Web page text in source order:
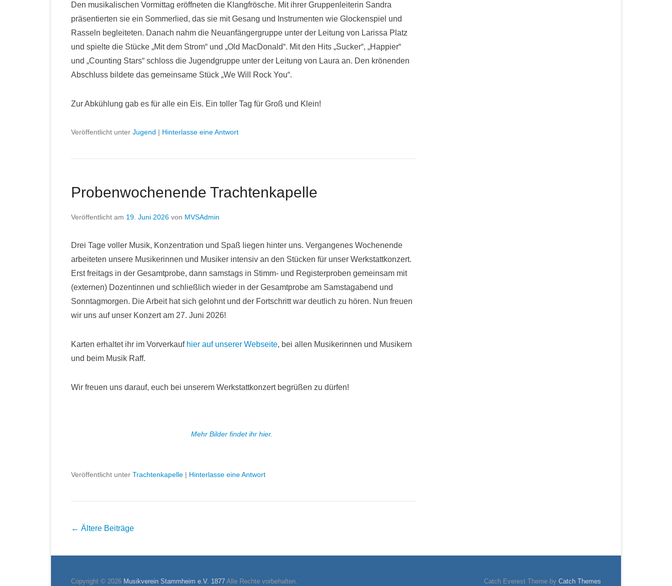
Den musikalischen Vormittag eröffneten die Klangfrösche. Mit ihrer Gruppenleiterin Sandra
präsentierten sie ein Sommerlied, das sie mit Gesang und Instrumenten wie Glockenspiel und
Rasseln begleiteten. Danach nahm die Neuanfängergruppe unter der Leitung von Larissa Platz
und spielte die Stücke „Mit dem Strom“ und „Old MacDonald“. Mit den Hits „Sucker“, „Happier“
und „Counting Stars“ schloss die Jugendgruppe unter der Leitung von Laura an. Den krönenden
Abschluss bildete das gemeinsame Stück „We Will Rock You“.
Zur Abkühlung gab es für alle ein Eis. Ein toller Tag für Groß und Klein!
Veröffentlicht unter Jugend | Hinterlasse eine Antwort
Probenwochenende Trachtenkapelle
Veröffentlicht am 19. Juni 2026 von MVSAdmin
Drei Tage voller Musik, Konzentration und Spaß liegen hinter uns. Vergangenes Wochenende
arbeiteten unsere Musikerinnen und Musiker intensiv an den Stücken für unser Werkstattkonzert.
Erst freitags in der Gesamtprobe, dann samstags in Stimm- und Registerproben gemeinsam mit
(externen) Dozentinnen und schließlich wieder in der Gesamtprobe am Samstagabend und
Sonntagmorgen. Die Arbeit hat sich gelohnt und der Fortschritt war deutlich zu hören. Nun freuen
wir uns auf unser Konzert am 27. Juni 2026!
Karten erhaltet ihr im Vorverkauf hier auf unserer Webseite, bei allen Musikerinnen und Musikern
und beim Musik Raff.
Wir freuen uns darauf, euch bei unserem Werkstattkonzert begrüßen zu dürfen!
Mehr Bilder findet ihr hier.
Veröffentlicht unter Trachtenkapelle | Hinterlasse eine Antwort
Beitragsnavigation
← Ältere Beiträge
Copyright © 2026 Musikverein Stammheim e.V. 1877 Alle Rechte vorbehalten. Catch Everest Theme by Catch Themes